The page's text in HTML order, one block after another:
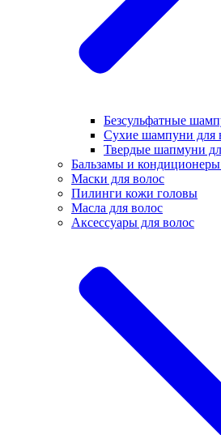
Безсульфатные
Сухие шампуни для
Твердые шапмуни
Бальзамы и кондиционеры
Маски для волос
Пилинги кожи головы
Масла для волос
Аксессуары для волос